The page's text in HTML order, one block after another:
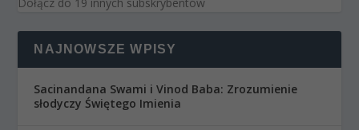
NAJNOWSZE WPISY
Sacinandana Swami i Vinod Baba: Zrozumienie
słodyczy Świętego Imienia